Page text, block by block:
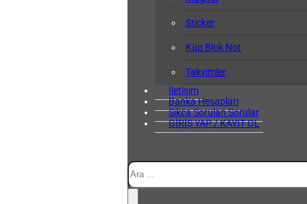
Sticker
Küp Blok Not
Takvimler
İletişim
Banka Hesapları
Sıkça Sorulan Sorular
GİRİŞ YAP / KAYIT OL